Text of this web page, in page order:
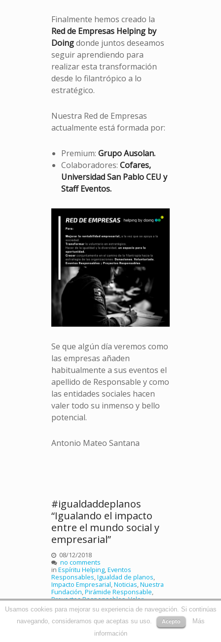
Finalmente hemos creado la
Red de Empresas Helping by
Doingdonde juntos deseamos
seguir aprendiendo para
realizar esta transformación
desde lo filantrópico a lo
estratégico.
Nuestra Red de Empresas
actualmente está formada por:
Premium: Grupo Ausolan.
Colaboradores: Cofares,
Universidad San Pablo CEU y
Staff Eventos.
Se que algún día veremos como
las empresas añaden
habitualmente a sus eventos el
apellido de Responsable y como
las entidades sociales hacen
valer todo su inmenso y bello
potencial.
Antonio Mateo Santana
#igualdaddeplanos
“Igualando el impacto
entre el mundo social y
empresarial”
08/12/2018
no comments
in Espíritu Helping,Eventos
Responsables,Igualdad de planos,
Impacto Empresarial,Noticias,Nuestra
Fundación,Pirámide Responsable,
Proyectos Responsables,Valor
Compartido,Voluntariado Corporativo
byHelping by Doing
Desde niños culturalmente nos
Usamos cookies para mejorar su experiencia de navegación. Si continúas
navegando, consideramos que aceptas su uso.
Acepto
Más
información